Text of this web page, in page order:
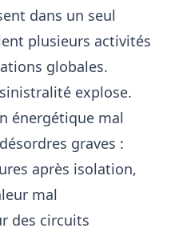
dans un seul
plusieurs activités
globales.
explose.
énergétique mal
graves :
après isolation,
mal
des circuits